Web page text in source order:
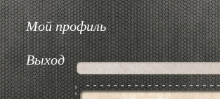
Мой профиль
Выход